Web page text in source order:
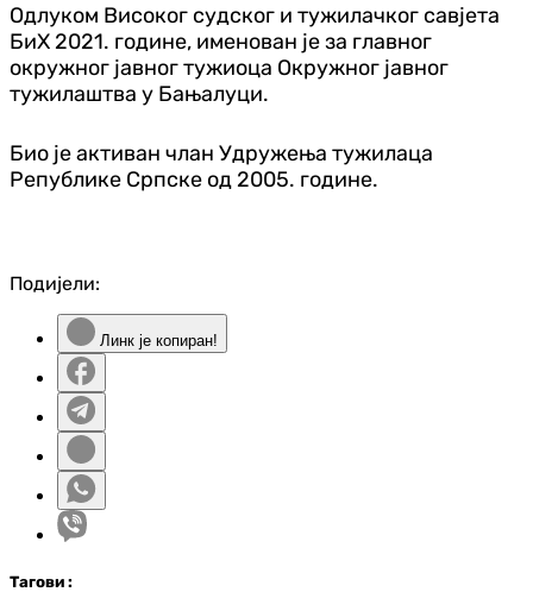
Одлуком Високог судског и тужилачког савјета
БиХ 2021. године, именован је за главног
окружног јавног тужиоца Окружног јавног
тужилаштва у Бањалуци.
Био је активан члан Удружења тужилаца
Републике Српске од 2005. године.
Подијели:
Линк је копиран!
Тагови :